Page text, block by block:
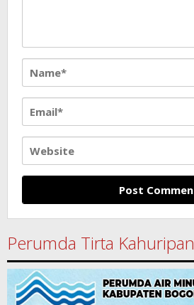
Perumda Tirta Kahuripan